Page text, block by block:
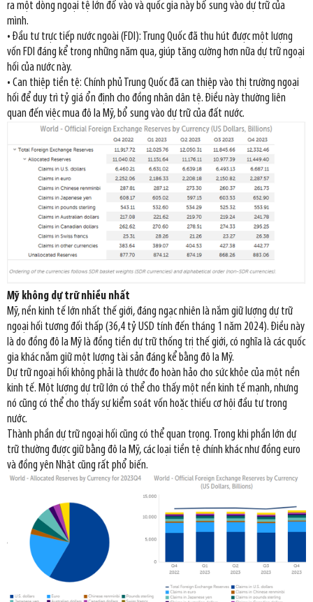
ra một dòng ngoại tệ lớn đổ vào và quốc gia này bổ sung vào dự trữ của
mình.
• Đầu tư trực tiếp nước ngoài (FDI): Trung Quốc đã thu hút được một lượng
vốn FDI đáng kể trong những năm qua, giúp tăng cường hơn nữa dự trữ ngoại
hối của nước này.
• Can thiệp tiền tệ: Chính phủ Trung Quốc đã can thiệp vào thị trường ngoại
hối để duy trì tỷ giá ổn định cho đồng nhân dân tệ. Điều này thường liên
quan đến việc mua đô la Mỹ, bổ sung vào dự trữ của đất nước.
Mỹ không dự trữ nhiều nhất
Mỹ, nền kinh tế lớn nhất thế giới, đáng ngạc nhiên là nắm giữ lượng dự trữ
ngoại hối tương đối thấp (36,4 tỷ USD tính đến tháng 1 năm 2024). Điều này
là do đồng đô la Mỹ là đồng tiền dự trữ thống trị thế giới, có nghĩa là các quốc
gia khác nắm giữ một lượng tài sản đáng kể bằng đô la Mỹ.
Dự trữ ngoại hối không phải là thước đo hoàn hảo cho sức khỏe của một nền
kinh tế. Một lượng dự trữ lớn có thể cho thấy một nền kinh tế mạnh, nhưng
nó cũng có thể cho thấy sự kiểm soát vốn hoặc thiếu cơ hội đầu tư trong
nước.
Thành phần dự trữ ngoại hối cũng có thể quan trọng. Trong khi phần lớn dự
trữ thường được giữ bằng đô la Mỹ, các loại tiền tệ chính khác như đồng euro
và đồng yên Nhật cũng rất phổ biến.